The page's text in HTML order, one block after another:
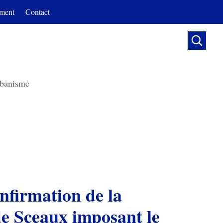
Contact

de la
Sceaux imposant le